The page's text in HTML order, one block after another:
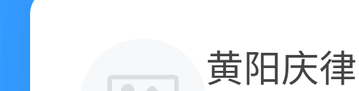
黄阳庆